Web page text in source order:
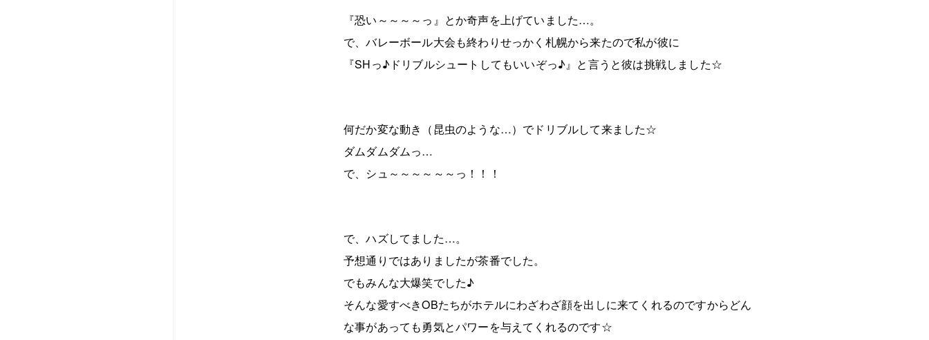
『恐い～～～～っ』とか奇声を上げていました…。
で、バレーボール大会も終わりせっかく札幌から来たので私が彼に
『SHっ♪ドリブルシュートしてもいいぞっ♪』と言うと彼は挑戦しました☆
何だか変な動き（昆虫のような…）でドリブルして来ました☆
ダムダムダムっ…
で、シュ～～～～～～っ！！！
で、ハズしてました…。
予想通りではありましたが茶番でした。
でもみんな大爆笑でした♪
そんな愛すべきOBたちがホテルにわざわざ顔を出しに来てくれるのですからどん
な事があっても勇気とパワーを与えてくれるのです☆